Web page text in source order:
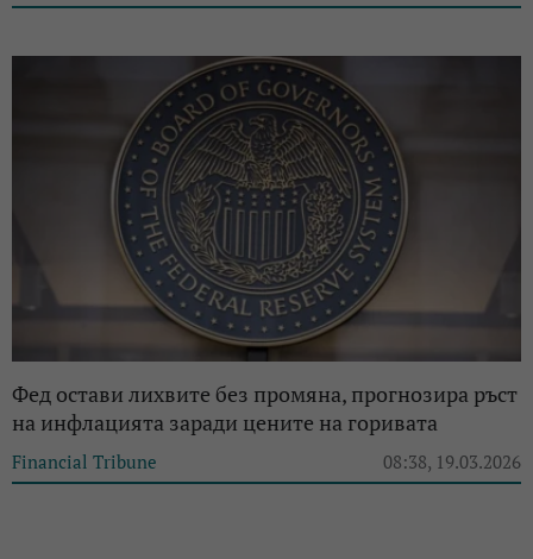
Фед остави лихвите без промяна, прогнозира ръст
на инфлацията заради цените на горивата
Financial Tribune 08:38, 19.03.2026